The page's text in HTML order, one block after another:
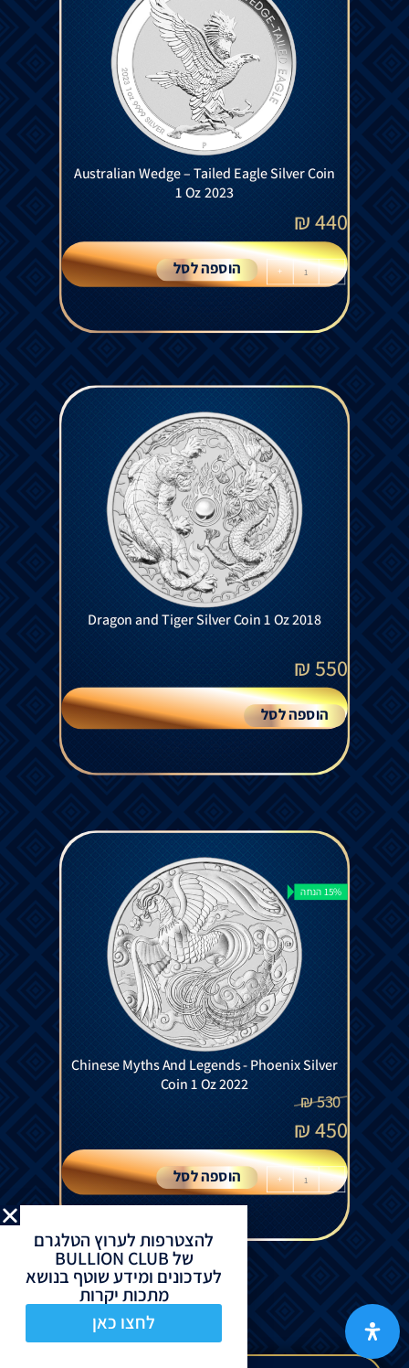
Australian Wedge – Tailed Eagle Silver Coin
1 Oz 2023
440
₪
-
+ הוספה לסל
Dragon and Tiger Silver Coin 1 Oz 2018
550
₪
הוספה לסל
15% הנחה
Chinese Myths And Legends - Phoenix Silver
Coin 1 Oz 2022
530
₪
450
₪
-
+ הוספה לסל
להצטרפות לערוץ הטלגרם
של BULLION CLUB
לעדכונים ומידע שוטף בנושא
מתכות יקרות
לחצו כאן